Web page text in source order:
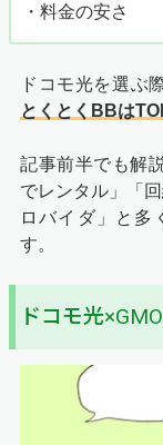
・料金の安さ
ドコモ光を選ぶ
とくとくBBは
記事前半でも解
でレンタル」「
ロバイダ」と多
す。
ドコモ光